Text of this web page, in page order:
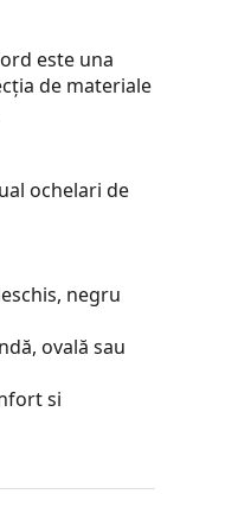
este una
de materiale
ochelari de
negru
ovală sau
si
clară. Sunt